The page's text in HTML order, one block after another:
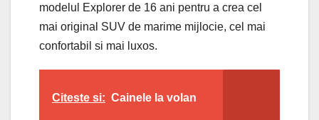
modelul Explorer de 16 ani pentru a crea cel
mai original SUV de marime mijlocie, cel mai
confortabil si mai luxos.
Citeste si: Cainele la volan